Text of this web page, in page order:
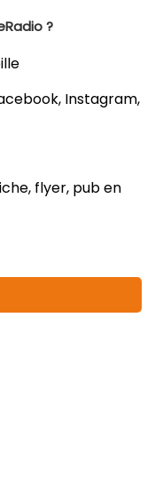
?
Instagram,
flyer, pub en